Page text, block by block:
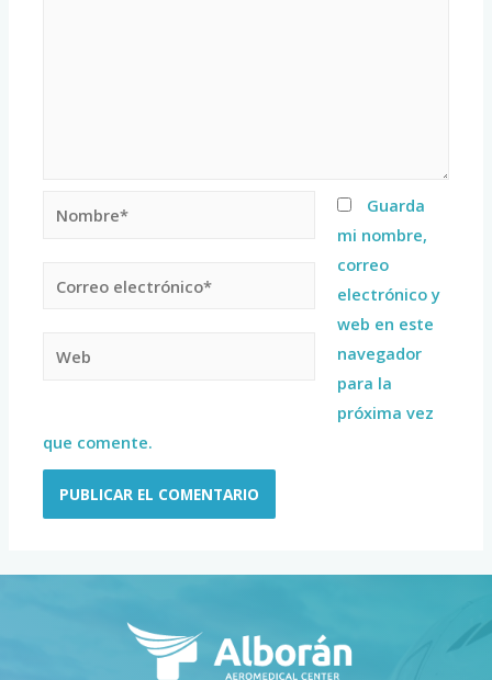
Guarda
mi nombre,
correo
electrónico y
web en este
navegador
para la
próxima vez
que comente.